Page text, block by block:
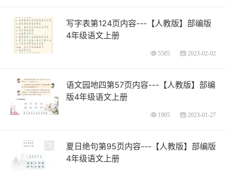
写字表第124页内容---【人教版】部编版
4年级语文上册
5505 2023-02-02
语文园地四第57页内容---【人教版】部编
版4年级语文上册
1905 2023-01-27
夏日绝句第95页内容---【人教版】部编版
4年级语文上册